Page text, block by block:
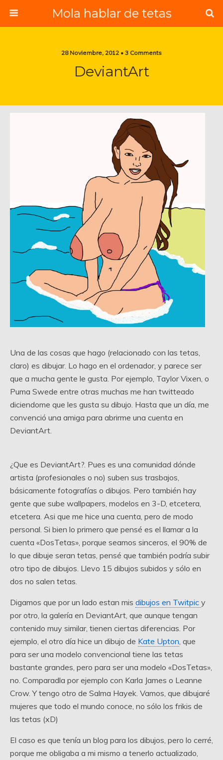
Mola hablar de tetas
28 Noviembre, 2012 • 3 Comments
DeviantArt
Una de las cosas que hago (relacionado con las tetas,
claro) es dibujar. Lo hago en el ordenador, y parece ser
que a mucha gente le gusta. Por ejemplo, Taylor Vixen, o
Puma Swede entre otras muchas me han twitteado
diciendome que les gusta su dibujo. Hasta que un día, me
convenció una amiga para abrirme una cuenta en
DeviantArt.
¿Que es DeviantArt?. Pues es una comunidad dónde
artista (profesionales o no) suben sus trasbajos,
básicamente fotografías o dibujos. Pero también hay
gente que sube wallpapers, modelos en 3-D, etcetera,
etcetera. Asi que me hice una cuenta, pero de modo
personal. Si bien lo primero que pensé es el llamar a la
cuenta «DosTetas», porque seamos sinceros, el 90% de
lo que dibuje seran tetas, pensé que también podría subir
otro tipo de dibujos. Llevo 15 dibujos subidos y sólo en
dos no salen tetas.
Digamos que por un lado estan mis dibujos en Twitpic y
por otro, la galería en DeviantArt, que aunque tengan
contenido muy similar, tienen ciertas diferencias. Por
ejemplo, el otro día hice un dibujo de Kate Upton , que
para ser una modelo convencional tiene las tetas
bastante grandes, pero para ser una modelo «DosTetas»,
no. Comparadla por ejemplo con Karla James o Leanne
Crow. Y tengo otro de Salma Hayek. Vamos, que dibujaré
mujeres que todo el mundo conoce, no sólo los frikis de
las tetas (xD)
El caso es que tenía un blog para los dibujos, pero lo cerré,
porque me obligaba a mi mismo a tenerlo actualizado,